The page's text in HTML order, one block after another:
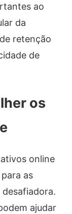
ao
da
retenção
de
os
online
as
ajudar